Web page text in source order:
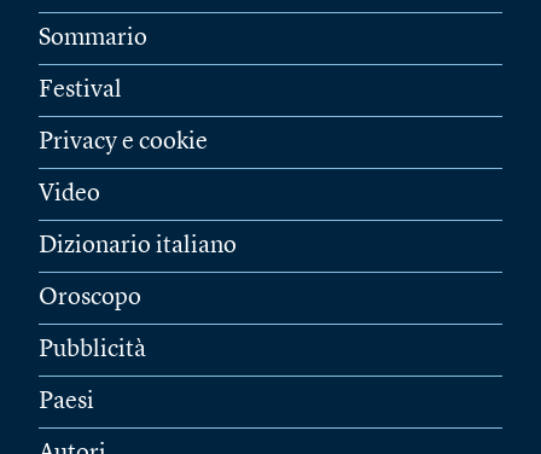
Sommario
Festival
Privacy e cookie
Video
Dizionario italiano
Oroscopo
Pubblicità
Paesi